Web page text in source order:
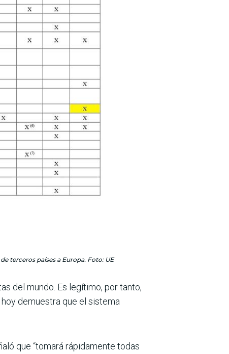
terceros países a Europa. Foto: UE
del mundo. Es legítimo, por tanto,
demuestra que el sistema
que “tomará rápidamente todas